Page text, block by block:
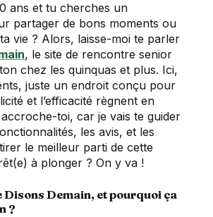
ans et tu cherches un
partager de bons moments ou
vie ? Alors, laisse-moi te parler
, le site de rencontre senior
chez les quinquas et plus. Ici,
juste un endroit conçu pour
et l’efficacité règnent en
toi, car je vais te guider
les avis, et les
le meilleur parti de cette
à plonger ? On y va !
Disons Demain, et pourquoi ça
?